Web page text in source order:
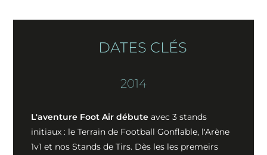
DATES CLÉS
2014
L'aventure Foot Air débute avec 3 stands
initiaux : le Terrain de Football Gonflable, l'Arène
1v1 et nos Stands de Tirs. Dès les les premeirs